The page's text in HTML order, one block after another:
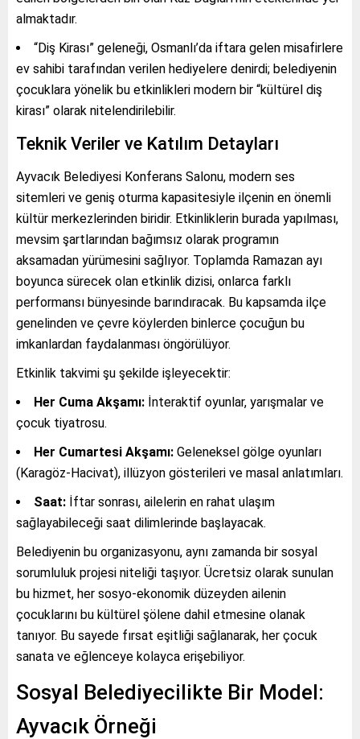
almaktadır.
“Diş Kirası” geleneği, Osmanlı’da iftara gelen misafirlere
ev sahibi tarafından verilen hediyelere denirdi; belediyenin
çocuklara yönelik bu etkinlikleri modern bir “kültürel diş
kirası” olarak nitelendirilebilir.
Teknik Veriler ve Katılım Detayları
Ayvacık Belediyesi Konferans Salonu, modern ses
sitemleri ve geniş oturma kapasitesiyle ilçenin en önemli
kültür merkezlerinden biridir. Etkinliklerin burada yapılması,
mevsim şartlarından bağımsız olarak programın
aksamadan yürümesini sağlıyor. Toplamda Ramazan ayı
boyunca sürecek olan etkinlik dizisi, onlarca farklı
performansı bünyesinde barındıracak. Bu kapsamda ilçe
genelinden ve çevre köylerden binlerce çocuğun bu
imkanlardan faydalanması öngörülüyor.
Etkinlik takvimi şu şekilde işleyecektir:
Her Cuma Akşamı: İnteraktif oyunlar, yarışmalar ve
çocuk tiyatrosu.
Her Cumartesi Akşamı: Geleneksel gölge oyunları
(Karagöz-Hacivat), illüzyon gösterileri ve masal anlatımları.
Saat: İftar sonrası, ailelerin en rahat ulaşım
sağlayabileceği saat dilimlerinde başlayacak.
Belediyenin bu organizasyonu, aynı zamanda bir sosyal
sorumluluk projesi niteliği taşıyor. Ücretsiz olarak sunulan
bu hizmet, her sosyo-ekonomik düzeyden ailenin
çocuklarını bu kültürel şölene dahil etmesine olanak
tanıyor. Bu sayede fırsat eşitliği sağlanarak, her çocuk
sanata ve eğlenceye kolayca erişebiliyor.
Sosyal Belediyecilikte Bir Model:
Ayvacık Örneği